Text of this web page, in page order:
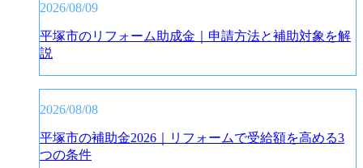
2026/08/09
平塚市のリフォーム助成金｜申請方法と補助対象を解
説
2026/08/08
平塚市の補助金2026｜リフォームで受給額を高める3
つの条件